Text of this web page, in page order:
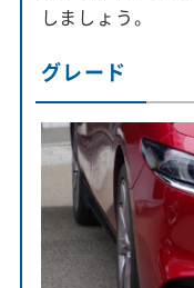
しましょう。
グレード